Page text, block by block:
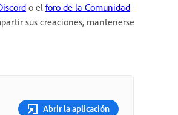
o el foro de la Comunidad
sus creaciones, mantenerse
Abrir la aplicación